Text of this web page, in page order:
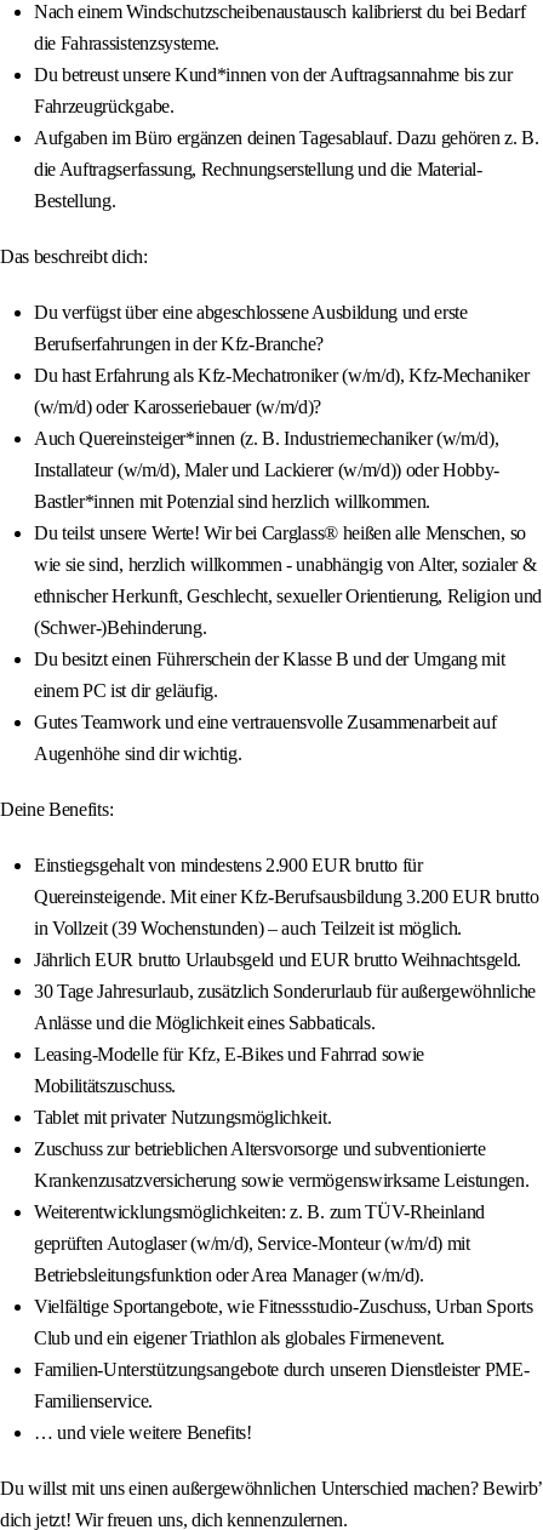
Nach einem Windschutzscheibenaustausch kalibrierst du bei Bedarf
die Fahrassistenzsysteme.
Du betreust unsere Kund*innen von der Auftragsannahme bis zur
Fahrzeugrückgabe.
Aufgaben im Büro ergänzen deinen Tagesablauf. Dazu gehören z. B.
die Auftragserfassung, Rechnungserstellung und die Material-
Bestellung.
Das beschreibt dich:
Du verfügst über eine abgeschlossene Ausbildung und erste
Berufserfahrungen in der Kfz-Branche?
Du hast Erfahrung als Kfz-Mechatroniker (w/m/d), Kfz-Mechaniker
(w/m/d) oder Karosseriebauer (w/m/d)?
Auch Quereinsteiger*innen (z. B. Industriemechaniker (w/m/d),
Installateur (w/m/d), Maler und Lackierer (w/m/d)) oder Hobby-
Bastler*innen mit Potenzial sind herzlich willkommen.
Du teilst unsere Werte! Wir bei Carglass® heißen alle Menschen, so
wie sie sind, herzlich willkommen - unabhängig von Alter, sozialer &
ethnischer Herkunft, Geschlecht, sexueller Orientierung, Religion und
(Schwer-)Behinderung.
Du besitzt einen Führerschein der Klasse B und der Umgang mit
einem PC ist dir geläufig.
Gutes Teamwork und eine vertrauensvolle Zusammenarbeit auf
Augenhöhe sind dir wichtig.
Deine Benefits:
Einstiegsgehalt von mindestens 2.900 EUR brutto für
Quereinsteigende. Mit einer Kfz-Berufsausbildung 3.200 EUR brutto
in Vollzeit (39 Wochenstunden) – auch Teilzeit ist möglich.
Jährlich EUR brutto Urlaubsgeld und EUR brutto Weihnachtsgeld.
30 Tage Jahresurlaub, zusätzlich Sonderurlaub für außergewöhnliche
Anlässe und die Möglichkeit eines Sabbaticals.
Leasing-Modelle für Kfz, E-Bikes und Fahrrad sowie
Mobilitätszuschuss.
Tablet mit privater Nutzungsmöglichkeit.
Zuschuss zur betrieblichen Altersvorsorge und subventionierte
Krankenzusatzversicherung sowie vermögenswirksame Leistungen.
Weiterentwicklungsmöglichkeiten: z. B. zum TÜV-Rheinland
geprüften Autoglaser (w/m/d), Service-Monteur (w/m/d) mit
Betriebsleitungsfunktion oder Area Manager (w/m/d).
Vielfältige Sportangebote, wie Fitnessstudio-Zuschuss, Urban Sports
Club und ein eigener Triathlon als globales Firmenevent.
Familien-Unterstützungsangebote durch unseren Dienstleister PME-
Familienservice.
… und viele weitere Benefits!
Du willst mit uns einen außergewöhnlichen Unterschied machen? Bewirb’
dich jetzt! Wir freuen uns, dich kennenzulernen.